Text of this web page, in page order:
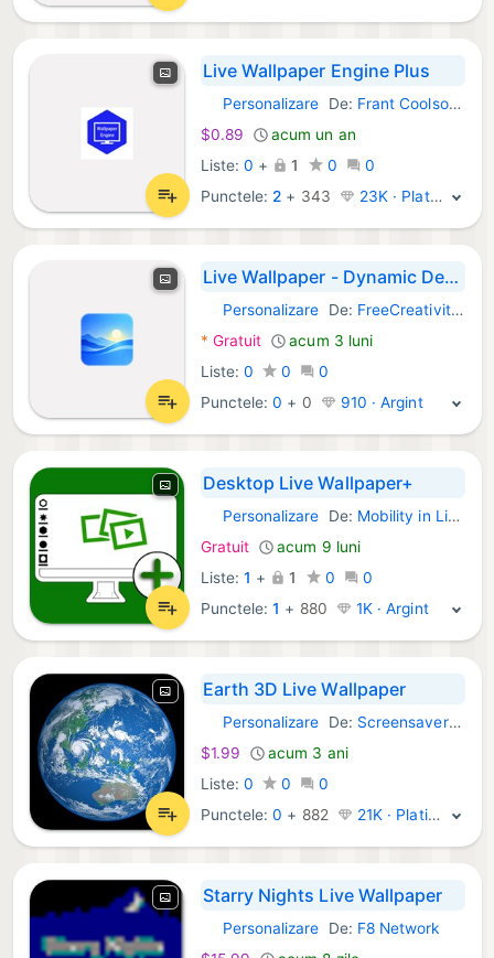
Live Wallpaper Engine Plus
Windows Aplicații:
Personalizare De: Frant Coolson Efficient Studio
$0.89
acum un an
Liste: 0 + 1 0
0
Punctele: 2 + 343 23K · Platină
Live Wallpaper - Dynamic Desktop Background Changer
Windows Aplicații:
Personalizare De: FreeCreativityApps
* Gratuit
acum 3 luni
Liste: 0 0
0
Punctele:0 + 0 910 · Argint
Desktop Live Wallpaper+
Windows Aplicații:
Personalizare De: Mobility in Life Applications TEAM
Gratuit
acum 9 luni
Liste: 1 + 1 0
0
Punctele:1 + 880 1K · Argint
Earth 3D Live Wallpaper
Windows Aplicații:
Personalizare De: Screensavers Store
$1.99
acum 3 ani
Liste: 0 0
0
Punctele:0 + 882 21K · Platină
Starry Nights Live Wallpaper
Windows Aplicații:
Personalizare De: F8 Network